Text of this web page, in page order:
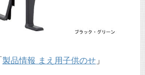
製品情報 まえ用子供のせ 」